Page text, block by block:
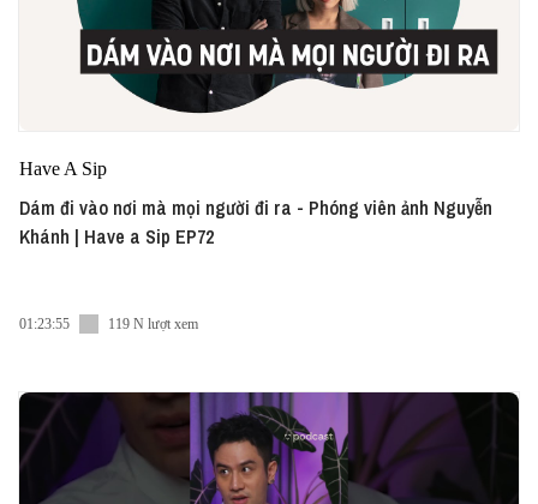
Have A Sip
Dám đi vào nơi mà mọi người đi ra - Phóng viên ảnh Nguyễn
Khánh | Have a Sip EP72
01:23:55 119 N lượt xem